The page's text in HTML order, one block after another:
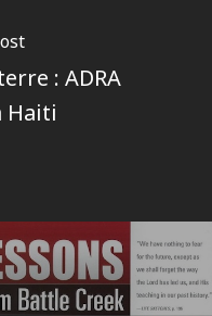
: ADRA
Haiti